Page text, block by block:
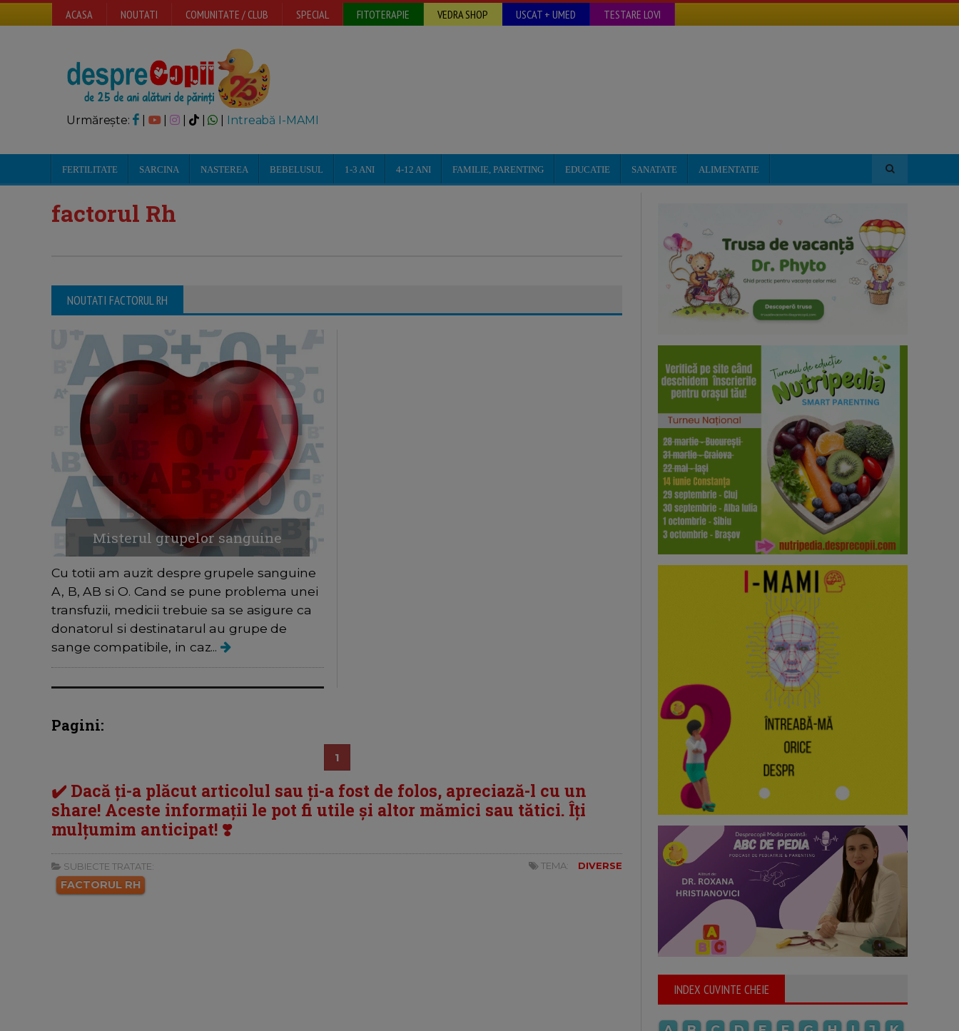
ACASA NOUTATI COMUNITATE / CLUB SPECIAL FITOTERAPIE VEDRA SHOP USCAT + UMED TESTARE LOVI
Urmărește: | | Intreabă I-MAMI
FERTILITATE SARCINA NASTEREA BEBELUSUL 1-3 ANI 4-12 ANI FAMILIE, PARENTING EDUCATIE SANATATE ALIMENTATIE
factorul Rh
NOUTATI FACTORUL RH
Misterul grupelor sanguine
Cu totii am auzit despre grupele sanguine
A, B, AB si O. Cand se pune problema unei
transfuzii, medicii trebuie sa se asigure ca
donatorul si destinatarul au grupe de
sange compatibile, in caz...
Pagini:
1
✔️ Dacă ți-a plăcut articolul sau ți-a fost de folos, apreciază-l cu un
share! Aceste informații le pot fi utile și altor mămici sau tătici. Îți
mulțumim anticipat! ❣️
SUBIECTE TRATATE:
FACTORUL RH
TEMA: DIVERSE
INDEX CUVINTE CHEIE